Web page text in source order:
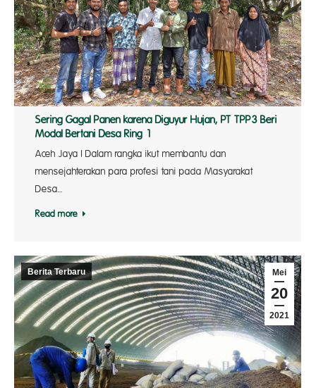
Sering Gagal Panen karena Diguyur Hujan, PT TPP3 Beri
Modal Bertani Desa Ring 1
Aceh Jaya l Dalam rangka ikut membantu dan
mensejahterakan para profesi tani pada Masyarakat
Desa…
Read more
Mei
20
2021
Berita Terbaru